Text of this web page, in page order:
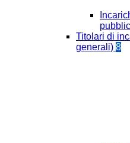
Titolari di
generali) 8